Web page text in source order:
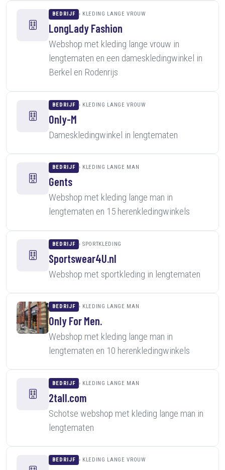
BEDRIJF KLEDING LANGE VROUW
LongLady Fashion
Webshop met kleding lange vrouw in
lengtematen en een dameskledingwinkel in
Berkel en Rodenrijs
BEDRIJF KLEDING LANGE VROUW
Only-M
Dameskledingwinkel in lengtematen
BEDRIJF KLEDING LANGE MAN
Gents
Webshop met kleding lange man in
lengtematen en 15 herenkledingwinkels
BEDRIJF SPORTKLEDING
Sportswear4U.nl
Webshop met sportkleding in lengtematen
BEDRIJF KLEDING LANGE MAN
Only For Men.
Webshop met kleding lange man in
lengtematen en 10 herenkledingwinkels
BEDRIJF KLEDING LANGE MAN
2tall.com
Schotse webshop met kleding lange man in
lengtematen
BEDRIJF KLEDING LANGE VROUW